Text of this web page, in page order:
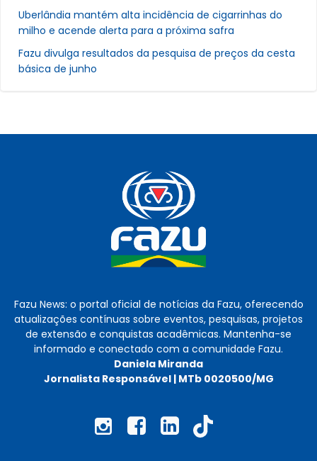
Uberlândia mantém alta incidência de cigarrinhas do
milho e acende alerta para a próxima safra
Fazu divulga resultados da pesquisa de preços da cesta
básica de junho
Fazu News: o portal oficial de notícias da Fazu, oferecendo
atualizações contínuas sobre eventos, pesquisas, projetos
de extensão e conquistas acadêmicas. Mantenha-se
informado e conectado com a comunidade Fazu.
Daniela Miranda
Jornalista Responsável | MTb 0020500/MG